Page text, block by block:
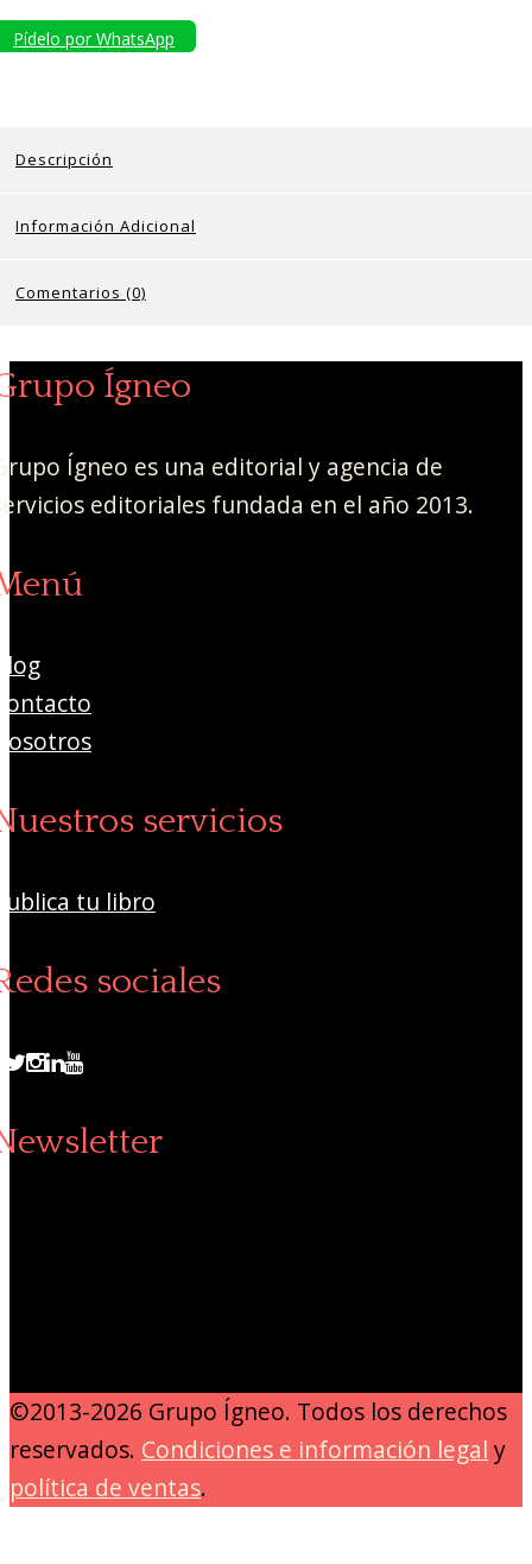
Pídelo por WhatsApp
Descripción
Información Adicional
Comentarios (0)
Ígneo
Ígneo es una editorial y agencia de
editoriales fundada en el año 2013.
servicios
tu libro
sociales
©2013-2026 Grupo Ígneo. Todos los derechos
reservados. Condiciones e información legal y
política de ventas.